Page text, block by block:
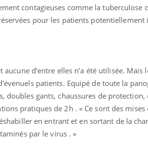
contagieuses comme la tuberculose
pour les patients potentiellement
d’entre elles n’a été utilisée. Mais
patients. Equipé de toute la
doubles gants, chaussures de
pratiques de 2h . « Ce sont des
en entrant et en sortant de la
par le virus . »
Les médicaments GLP-1
protègent-ils aussi les os
?
Cytomégalovirus : ce qui
change dans la prise en